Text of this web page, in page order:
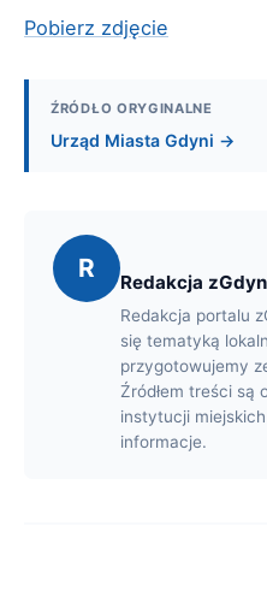
Pobierz zdjęcie
ŹRÓDŁO ORYGINALNE
Urząd Miasta Gdyni →
R Redakcja
Redakcja portalu
się tematyką
przygotowujemy
Źródłem treści są
instytucji
informacje.